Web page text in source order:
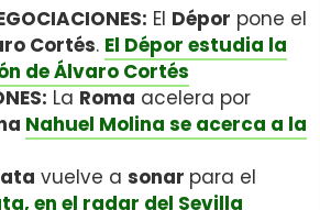
El Dépor pone el
Cortés. El Dépor estudia la
de Álvaro Cortés
La Roma acelera por
Nahuel Molina se acerca a la
vuelve a sonar para el
en el radar del Sevilla